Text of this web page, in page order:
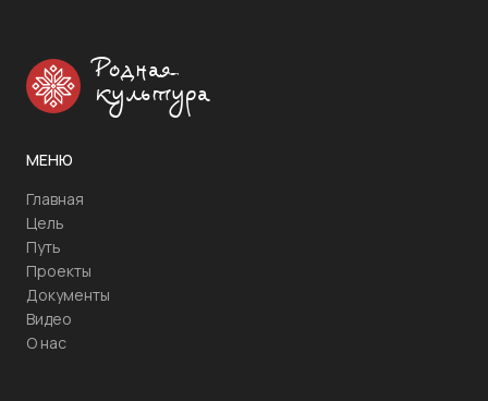
Родная
культура
МЕНЮ
Главная
Цель
Путь
Проекты
Документы
Видео
О нас